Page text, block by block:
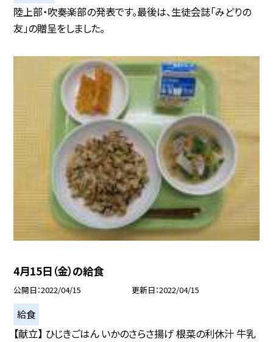
陸上部・吹奏楽部の発表です。最後は、生徒会誌「みどりの
友」の贈呈をしました。
4月15日（金）の給食
公開日 2022/04/15 更新日 2022/04/15
給食
【献立】 ひじきごはん いかのさらさ揚げ 根菜の利休汁 牛乳